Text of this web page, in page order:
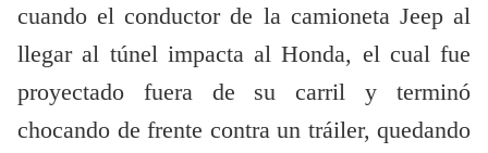
cuando el conductor de la camioneta Jeep al
llegar al túnel impacta al Honda, el cual fue
proyectado fuera de su carril y terminó
chocando de frente contra un tráiler, quedando